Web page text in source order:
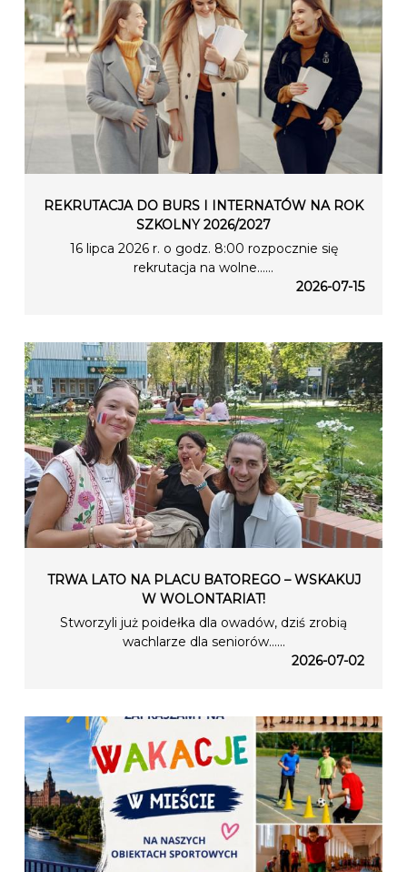
REKRUTACJA DO BURS I INTERNATÓW NA ROK
SZKOLNY 2026/2027
16 lipca 2026 r. o godz. 8:00 rozpocznie się
rekrutacja na wolne…...
2026-07-15
TRWA LATO NA PLACU BATOREGO – WSKAKUJ
W WOLONTARIAT!
Stworzyli już poidełka dla owadów, dziś zrobią
wachlarze dla seniorów…...
2026-07-02